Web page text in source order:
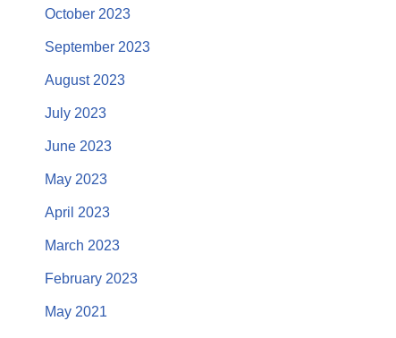
October 2023
September 2023
August 2023
July 2023
June 2023
May 2023
April 2023
March 2023
February 2023
May 2021